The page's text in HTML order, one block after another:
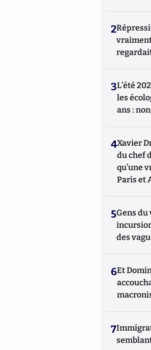
2
3L’été
les
ans :
4Xavier
du chef
qu’une
Paris et
5Gens du
des
6Et
7